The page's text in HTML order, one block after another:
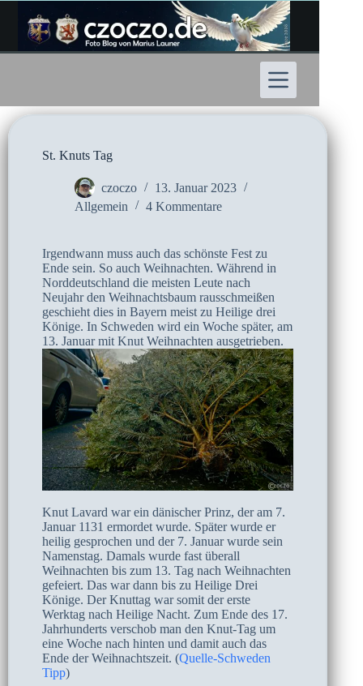
Inhalt
springen
St. Knuts Tag
czoczo
13. Januar 2023
Allgemein
4 Kommentare
Irgendwann muss auch das schönste Fest zu
Ende sein. So auch Weihnachten. Während in
Norddeutschland die meisten Leute nach
Neujahr den Weihnachtsbaum rausschmeißen
geschieht dies in Bayern meist zu Heilige drei
Könige. In Schweden wird ein Woche später, am
13. Januar mit Knut Weihnachten ausgetrieben.
Knut Lavard war ein dänischer Prinz, der am 7.
Januar 1131 ermordet wurde. Später wurde er
heilig gesprochen und der 7. Januar wurde sein
Namenstag. Damals wurde fast überall
Weihnachten bis zum 13. Tag nach Weihnachten
gefeiert. Das war dann bis zu Heilige Drei
Könige. Der Knuttag war somit der erste
Werktag nach Heilige Nacht. Zum Ende des 17.
Jahrhunderts verschob man den Knut-Tag um
eine Woche nach hinten und damit auch das
Ende der Weihnachtszeit. (Quelle-Schweden
Tipp)